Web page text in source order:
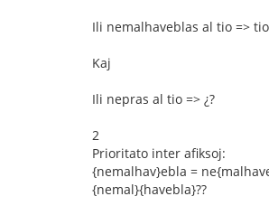
Ili nemalhaveblas al tio =>
Kaj
Ili nepras al tio => ¿?
2
Prioritato inter afiksoj:
{nemalhav}ebla =
{nemal}{havebla}??